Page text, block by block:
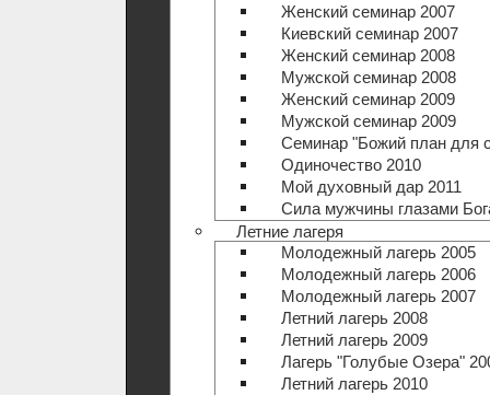
Женский семинар 2007
Киевский семинар 2007
Женский семинар 2008
Мужской семинар 2008
Женский семинар 2009
Мужской семинар 2009
Семинар "Божий план для
Одиночество 2010
Мой духовный дар 2011
Сила мужчины глазами
Летние лагеря
Молодежный лагерь 2005
Молодежный лагерь 2006
Молодежный лагерь 2007
Летний лагерь 2008
Летний лагерь 2009
Лагерь "Голубые Озера"
Летний лагерь 2010